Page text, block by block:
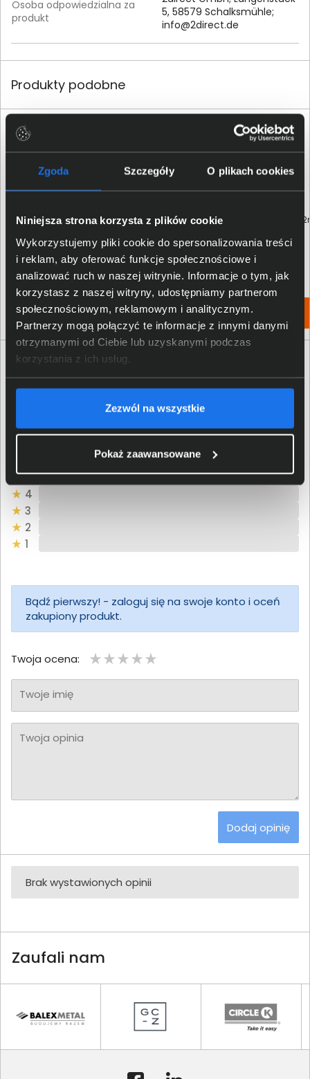
Zgoda Szczegóły O plikach cookies
Niniejsza strona korzysta z plików cookie
Wykorzystujemy pliki cookie do spersonalizowania treści
i reklam, aby oferować funkcje społecznościowe i
analizować ruch w naszej witrynie. Informacje o tym, jak
korzystasz z naszej witryny, udostępniamy partnerom
społecznościowym, reklamowym i analitycznym.
Partnerzy mogą połączyć te informacje z innymi danymi
otrzymanymi od Ciebie lub uzyskanymi podczas
korzystania z ich usług.
Zezwól na wszystkie
Pokaż zaawansowane
Osoba odpowiedzialna za
produkt
5, 58579 Schalksmühle;
info@2direct.de
Produkty podobne
Patchcord LogiLink CAT 6 UTP 2m
szary CP2052U
32,00 zł
netto: 26,02 zł
Włóż do torby
Patchcord LogiLink CAT 6 UTP
26,00 zł
netto: 21,14 zł
Włóż do torby
Opinie o produkcie
0/5 0 - ilość opinii o produkcie
5
4
3
2
1
Bądź pierwszy! - zaloguj się na swoje konto i oceń
zakupiony produkt.
Twoja ocena:
Twoje imię
Twoja opinia
Dodaj opinię
Brak wystawionych opinii
Zaufali nam